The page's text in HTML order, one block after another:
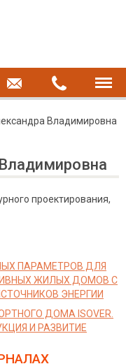
Владимировна
проектирования,
ПАРАМЕТРОВ ДЛЯ
ЖИЛЫХ ДОМОВ С
ЭНЕРГИИ
ДОМА ISOVER.
И РАЗВИТИЕ